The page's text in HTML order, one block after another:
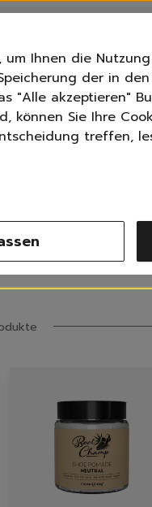
Bestseller
Essentials für dein
Universal &
Spring by Jenna
Sets
Reiniger
Möbelreiniger
Bodenreiniger
Wischmopps |
Außenreiniger
Bürsten
Weißwäsche
Buntwäsche
Schwarzwäsche
Sportwäsche
Feinwäsche
bis zu 30%Rabatt
Österreich 3,99 € ab
Alle Filter
Ihnen die
der in
"Alle akzeptieren"
können Sie Ihre
treffen,